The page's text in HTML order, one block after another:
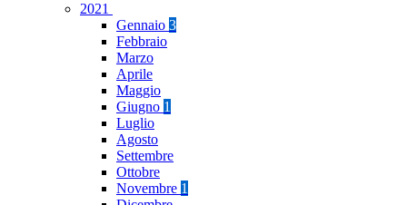
2021
Gennaio 3
Febbraio
Marzo
Aprile
Maggio
Giugno 1
Luglio
Agosto
Settembre
Ottobre
Novembre 1